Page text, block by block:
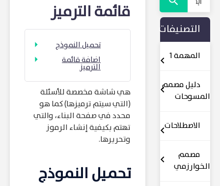
التصنيفات
المهمة 1
دليل مصمم
المسوحات
الاصطلاحات
مصمم
الخوارزمي
قائمة الترميز
تحميل النموذج
اضافة قائمة
الترميز
هي شاشة مخصصة للأسئلة
(التي سيتم ترميزها) كما هو
محدد في صفحة البناء، والتي
تهتم بكيفية إنشاء الرموز
وتحريرها.
تحميل النموذج